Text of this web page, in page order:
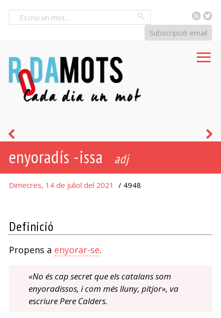
RSS
Subscripció email
enyoradís -issa adj
Dimecres, 14 de juliol del 2021 / 4948
Definició
Propens a enyorar-se.
«No és cap secret que els catalans som
enyoradissos, i com més lluny, pitjor», va
escriure Pere Calders.
oblidadís
-
issa